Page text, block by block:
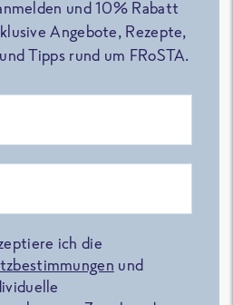
und 10% Rabatt
Angebote, Rezepte,
Tipps rund um FRoSTA.
ich die
und